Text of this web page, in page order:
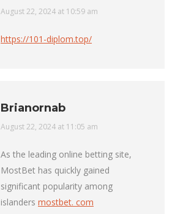
says:
August 22, 2024 at 10:59 am
https://101-diplom.top/
Brianornab
says:
August 22, 2024 at 11:05 am
As the leading online betting site,
MostBet has quickly gained
significant popularity among
islanders mostbet. com